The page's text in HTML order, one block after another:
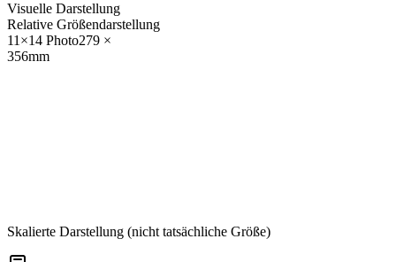
Visuelle Darstellung
Relative Größendarstellung
11×14 Photo279 ×
356mm
Skalierte Darstellung (nicht tatsächliche Größe)